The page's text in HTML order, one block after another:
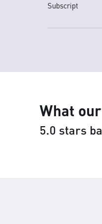
Subscript
What
5.0 stars